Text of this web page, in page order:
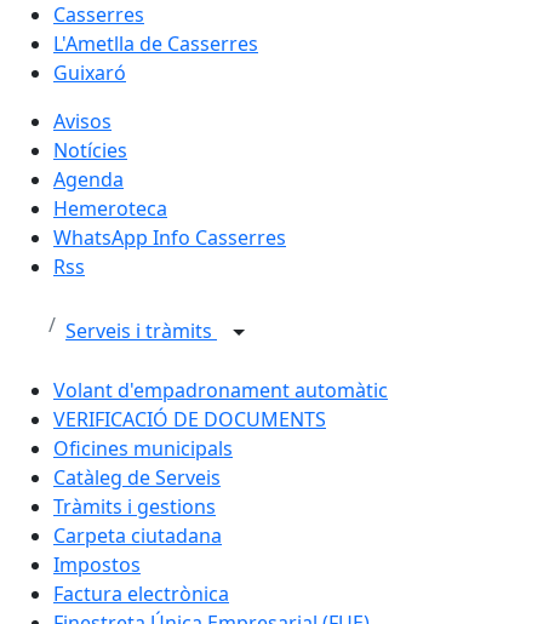
Casserres
L'Ametlla de Casserres
Guixaró
Avisos
Notícies
Agenda
Hemeroteca
WhatsApp Info Casserres
Rss
Serveis i tràmits
Volant d'empadronament automàtic
VERIFICACIÓ DE DOCUMENTS
Oficines municipals
Catàleg de Serveis
Tràmits i gestions
Carpeta ciutadana
Impostos
Factura electrònica